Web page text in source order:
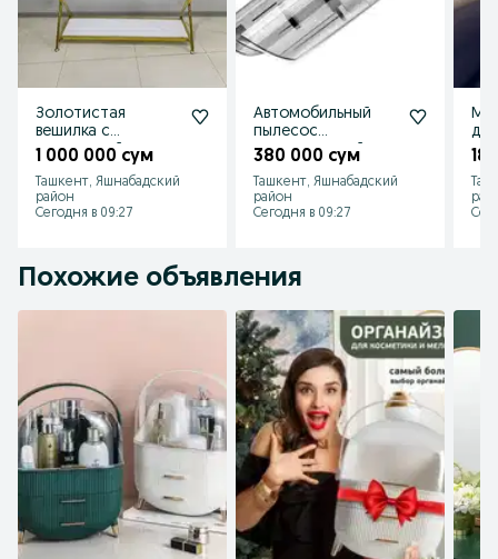
Золотистая
вешилка с
подставкой
1 000 000 сум
Ташкент, Яшнабадский
район
Сегодня в 09:27
Автомобильный
пылесос
универсальный
380 000 сум
Ташкент, Яшнабадский
район
Сегодня в 09:27
Похожие объявления